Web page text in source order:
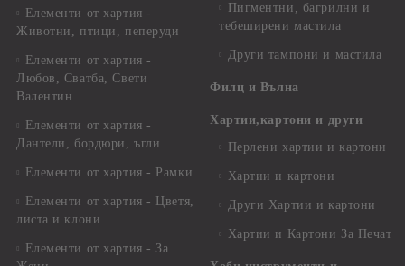
Елементи от хартия -
Животни, птици, пеперуди
Елементи от хартия -
Любов, Сватба, Свети
Валентин
Елементи от хартия -
Дантели, бордюри, ъгли
Елементи от хартия - Рамки
Елементи от хартия - Цветя,
листа и клони
Елементи от хартия - За
Пигментни, багрилни и
тебеширени мастила
Други тампони и мастила
Филц и Вълна
Хартии,картони и други
Перлени хартии и картони
Хартии и картони
Други Хартии и картони
Хартии и Картони За Печат